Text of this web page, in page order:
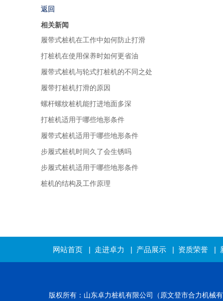
返回
相关新闻
履带式桩机在工作中如何防止打滑
打桩机在使用保养时如何更省油
履带式桩机与轮式打桩机的不同之处
履带打桩机打滑的原因
螺杆螺纹桩机能打进地面多深
打桩机适用于哪些地形条件
履带式桩机适用于哪些地形条件
步履式桩机时间久了会生锈吗
步履式桩机适用于哪些地形条件
桩机的结构及工作原理
网站首页| 走进卓力 | 产品展示| 资质荣誉|
版权所有：山东卓力桩机有限公司（原文登市合力机械